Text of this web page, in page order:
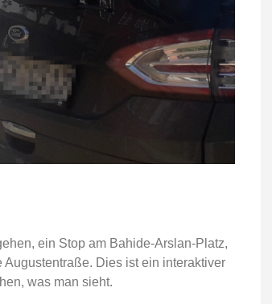
ein Stop am Bahide-Arslan-Platz,
Dies ist ein interaktiver
was man sieht.